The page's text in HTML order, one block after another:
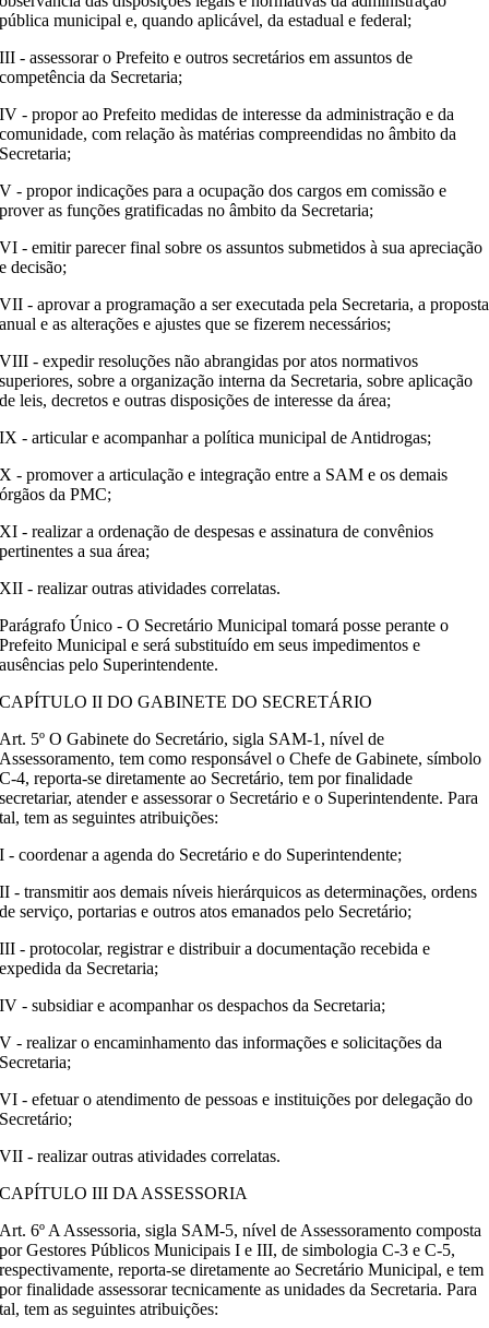
pública municipal e, quando aplicável, da estadual e federal;
III - assessorar o Prefeito e outros secretários em assuntos de
competência da Secretaria;
IV - propor ao Prefeito medidas de interesse da administração e da
comunidade, com relação às matérias compreendidas no âmbito da
Secretaria;
V - propor indicações para a ocupação dos cargos em comissão e
prover as funções gratificadas no âmbito da Secretaria;
VI - emitir parecer final sobre os assuntos submetidos à sua apreciação
e decisão;
VII - aprovar a programação a ser executada pela Secretaria, a proposta
anual e as alterações e ajustes que se fizerem necessários;
VIII - expedir resoluções não abrangidas por atos normativos
superiores, sobre a organização interna da Secretaria, sobre aplicação
de leis, decretos e outras disposições de interesse da área;
IX - articular e acompanhar a política municipal de Antidrogas;
X - promover a articulação e integração entre a SAM e os demais
órgãos da PMC;
XI - realizar a ordenação de despesas e assinatura de convênios
pertinentes a sua área;
XII - realizar outras atividades correlatas.
Parágrafo Único - O Secretário Municipal tomará posse perante o
Prefeito Municipal e será substituído em seus impedimentos e
ausências pelo Superintendente.
CAPÍTULO II DO GABINETE DO SECRETÁRIO
Art. 5º O Gabinete do Secretário, sigla SAM-1, nível de
Assessoramento, tem como responsável o Chefe de Gabinete, símbolo
C-4, reporta-se diretamente ao Secretário, tem por finalidade
secretariar, atender e assessorar o Secretário e o Superintendente. Para
tal, tem as seguintes atribuições:
I - coordenar a agenda do Secretário e do Superintendente;
II - transmitir aos demais níveis hierárquicos as determinações, ordens
de serviço, portarias e outros atos emanados pelo Secretário;
III - protocolar, registrar e distribuir a documentação recebida e
expedida da Secretaria;
IV - subsidiar e acompanhar os despachos da Secretaria;
V - realizar o encaminhamento das informações e solicitações da
Secretaria;
VI - efetuar o atendimento de pessoas e instituições por delegação do
Secretário;
VII - realizar outras atividades correlatas.
CAPÍTULO III DA ASSESSORIA
Art. 6º A Assessoria, sigla SAM-5, nível de Assessoramento composta
por Gestores Públicos Municipais I e III, de simbologia C-3 e C-5,
respectivamente, reporta-se diretamente ao Secretário Municipal, e tem
por finalidade assessorar tecnicamente as unidades da Secretaria. Para
tal, tem as seguintes atribuições: